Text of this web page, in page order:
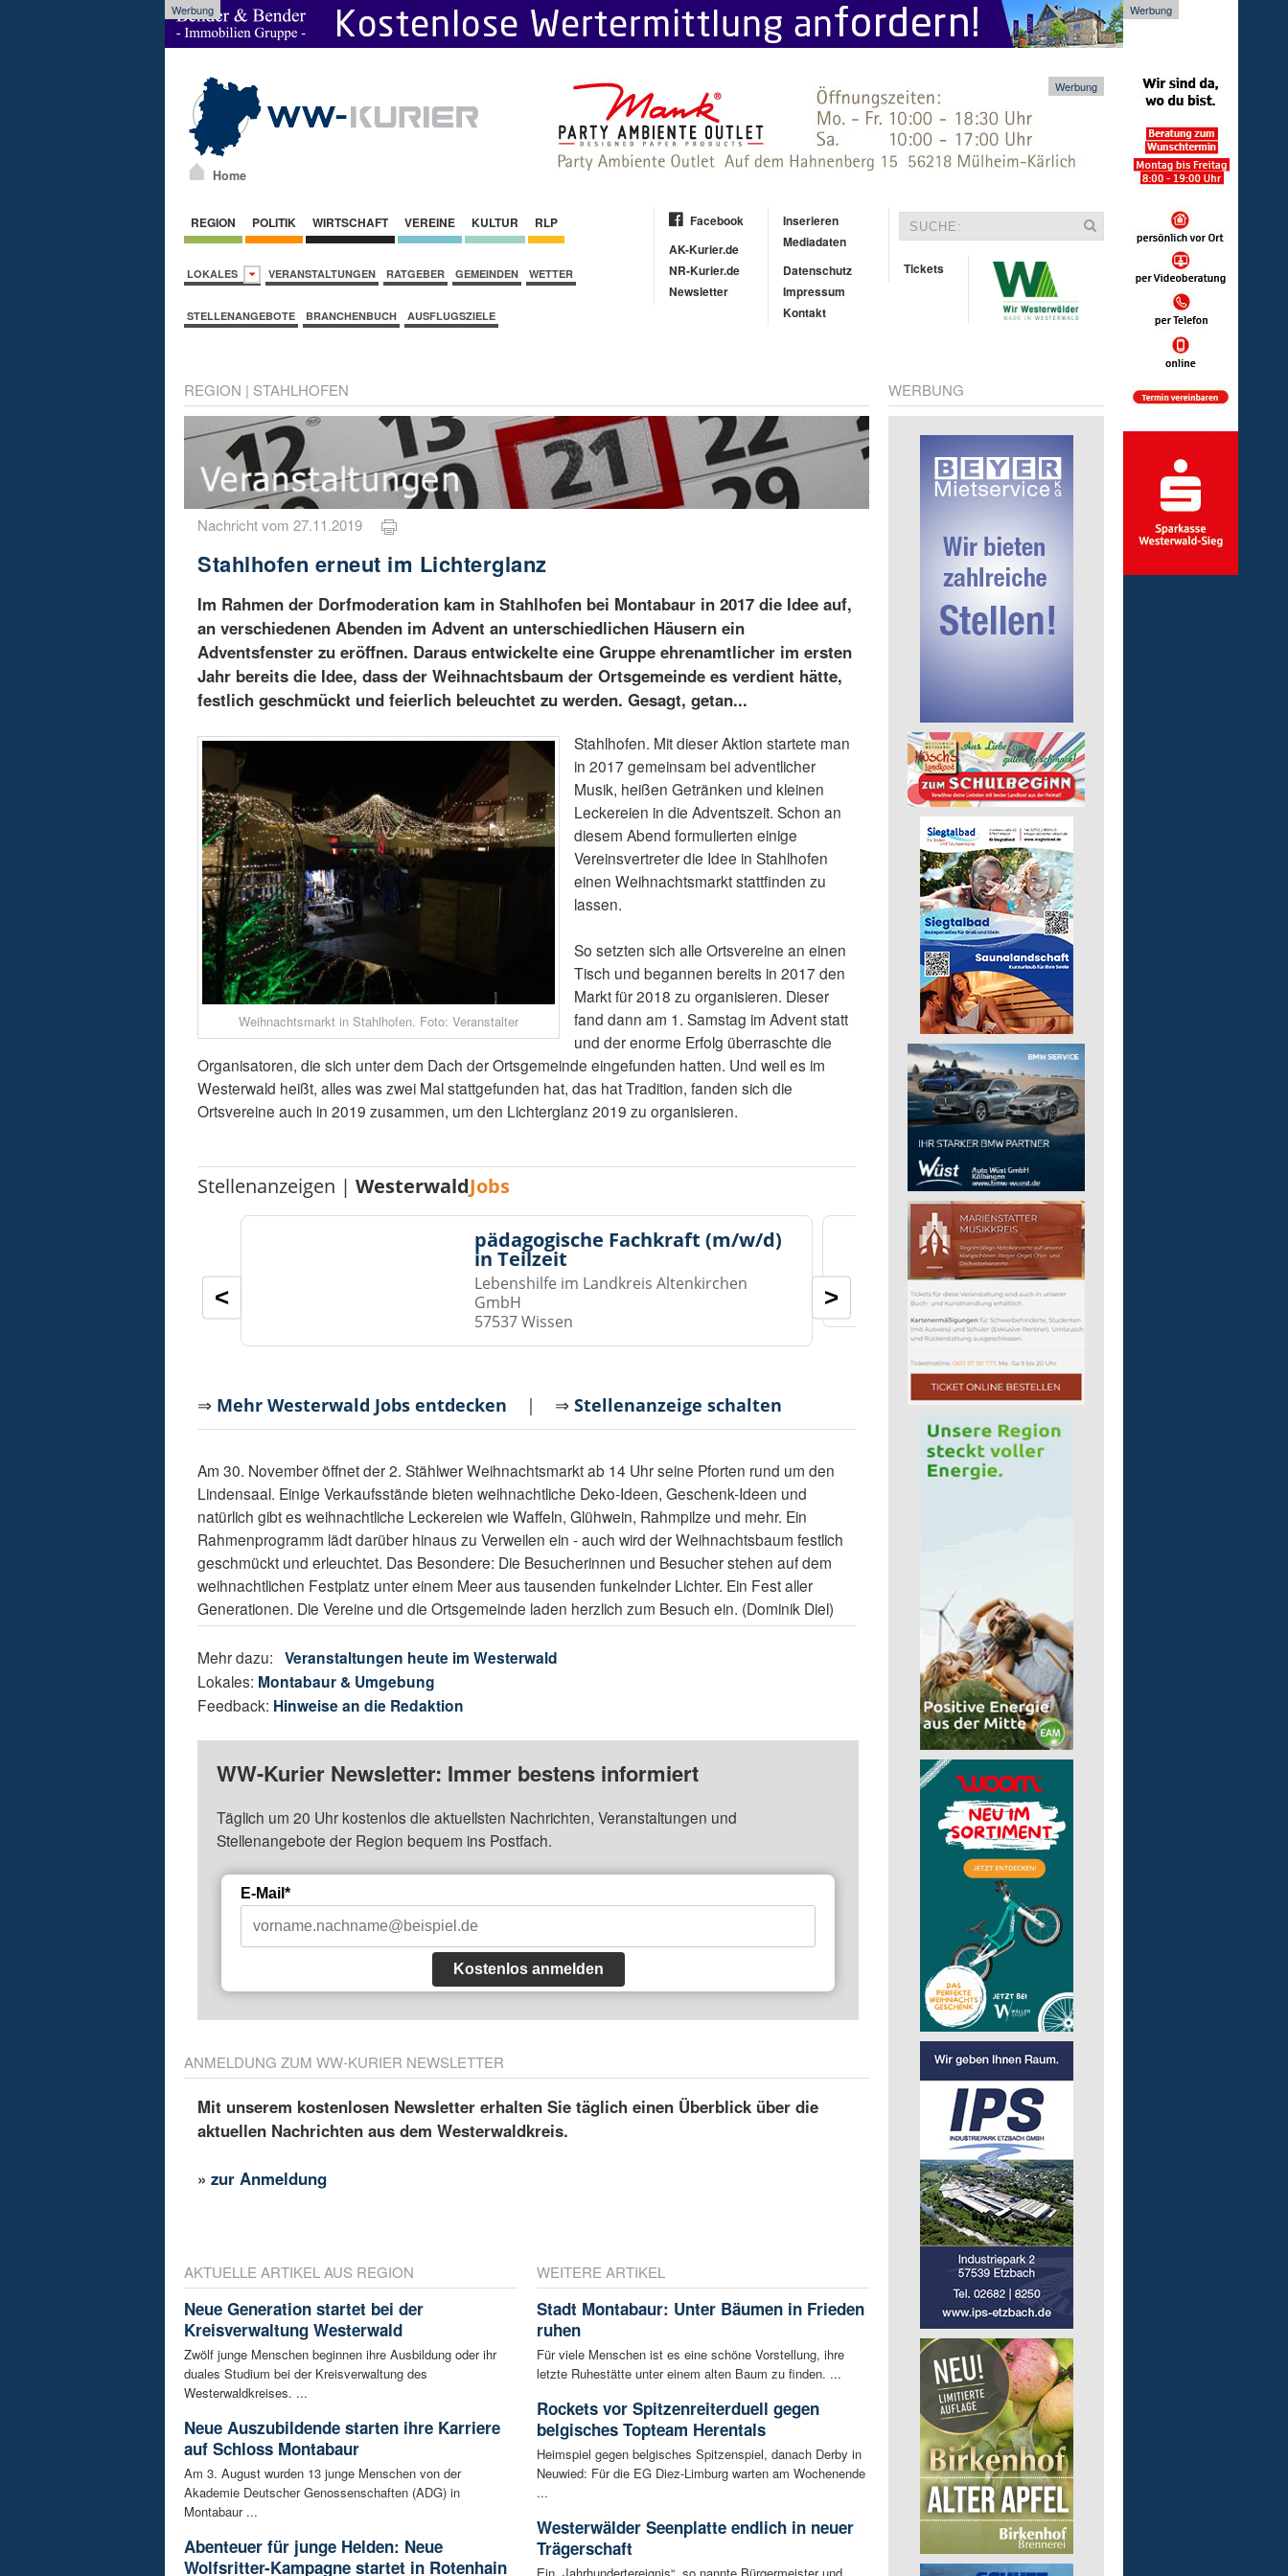
Werbung Werbung
Home
Werbung
REGION POLITIK WIRTSCHAFT VEREINE KULTUR RLP
LOKALES VERANSTALTUNGEN RATGEBER GEMEINDEN WETTER
STELLENANGEBOTE BRANCHENBUCH AUSFLUGSZIELE
Facebook
AK-Kurier.de
NR-Kurier.de
Newsletter
Inserieren
Mediadaten
Datenschutz
Impressum
Kontakt
Tickets
REGION | STAHLHOFEN
Nachricht vom 27.11.2019
Stahlhofen erneut im Lichterglanz
Im Rahmen der Dorfmoderation kam in Stahlhofen bei Montabaur in 2017 die Idee auf,
an verschiedenen Abenden im Advent an unterschiedlichen Häusern ein
Adventsfenster zu eröffnen. Daraus entwickelte eine Gruppe ehrenamtlicher im ersten
Jahr bereits die Idee, dass der Weihnachtsbaum der Ortsgemeinde es verdient hätte,
festlich geschmückt und feierlich beleuchtet zu werden. Gesagt, getan...
Weihnachtsmarkt in Stahlhofen. Foto: Veranstalter
Stahlhofen. Mit dieser Aktion startete man
in 2017 gemeinsam bei adventlicher
Musik, heißen Getränken und kleinen
Leckereien in die Adventszeit. Schon an
diesem Abend formulierten einige
Vereinsvertreter die Idee in Stahlhofen
einen Weihnachtsmarkt stattfinden zu
lassen.
So setzten sich alle Ortsvereine an einen
Tisch und begannen bereits in 2017 den
Markt für 2018 zu organisieren. Dieser
fand dann am 1. Samstag im Advent statt
und der enorme Erfolg überraschte die
Organisatoren, die sich unter dem Dach der Ortsgemeinde eingefunden hatten. Und weil es im
Westerwald heißt, alles was zwei Mal stattgefunden hat, das hat Tradition, fanden sich die
Ortsvereine auch in 2019 zusammen, um den Lichterglanz 2019 zu organisieren.
Stellenanzeigen |WesterwaldJobs
pädagogische Fachkraft (m/w/d)
in Teilzeit
Lebenshilfe im Landkreis Altenkirchen
GmbH
57537 Wissen
Kita - Assistenz (m/w/d)
Lebenshilfe im Landkreis
GmbH
51598 Friesenhagen
< >
⇒ Mehr Westerwald Jobs entdecken | ⇒Stellenanzeige schalten
Am 30. November öffnet der 2. Stählwer Weihnachtsmarkt ab 14 Uhr seine Pforten rund um den
Lindensaal. Einige Verkaufsstände bieten weihnachtliche Deko-Ideen, Geschenk-Ideen und
natürlich gibt es weihnachtliche Leckereien wie Waffeln, Glühwein, Rahmpilze und mehr. Ein
Rahmenprogramm lädt darüber hinaus zu Verweilen ein - auch wird der Weihnachtsbaum festlich
geschmückt und erleuchtet. Das Besondere: Die Besucherinnen und Besucher stehen auf dem
weihnachtlichen Festplatz unter einem Meer aus tausenden funkelnder Lichter. Ein Fest aller
Generationen. Die Vereine und die Ortsgemeinde laden herzlich zum Besuch ein. (Dominik Diel)
Mehr dazu:Veranstaltungen heute im Westerwald
Lokales: Montabaur & Umgebung
Feedback: Hinweise an die Redaktion
WW-Kurier Newsletter: Immer bestens informiert
Täglich um 20 Uhr kostenlos die aktuellsten Nachrichten, Veranstaltungen und
Stellenangebote der Region bequem ins Postfach.
E-Mail*
Kostenlos anmelden
ANMELDUNG ZUM WW-KURIER NEWSLETTER
Mit unserem kostenlosen Newsletter erhalten Sie täglich einen Überblick über die
aktuellen Nachrichten aus dem Westerwaldkreis.
»zur Anmeldung
AKTUELLE ARTIKEL AUS REGION
Neue Generation startet bei der
Kreisverwaltung Westerwald
Zwölf junge Menschen beginnen ihre Ausbildung oder ihr
duales Studium bei der Kreisverwaltung des
Westerwaldkreises. ...
Neue Auszubildende starten ihre Karriere
auf Schloss Montabaur
Am 3. August wurden 13 junge Menschen von der
Akademie Deutscher Genossenschaften (ADG) in
Montabaur ...
Abenteuer für junge Helden: Neue
Wolfsritter-Kampagne startet in Rotenhain
WEITERE ARTIKEL
Stadt Montabaur: Unter Bäumen in Frieden
ruhen
Für viele Menschen ist es eine schöne Vorstellung, ihre
letzte Ruhestätte unter einem alten Baum zu finden. ...
Rockets vor Spitzenreiterduell gegen
belgisches Topteam Herentals
Heimspiel gegen belgisches Spitzenspiel, danach Derby in
Neuwied: Für die EG Diez-Limburg warten am Wochenende
...
Westerwälder Seenplatte endlich in neuer
Trägerschaft
Ein „Jahrhundertereignis“, so nannte Bürgermeister und
WERBUNG